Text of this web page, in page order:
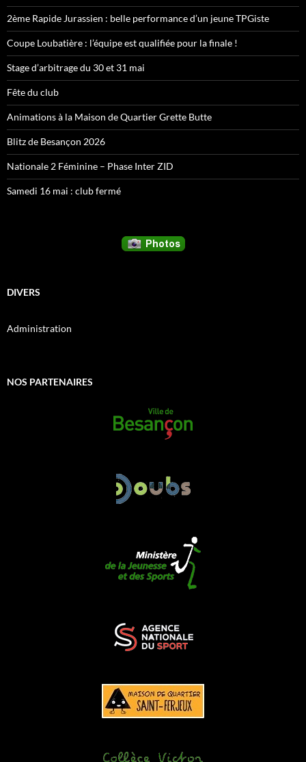
2ème Rapide Jurassien : belle performance d’un jeune TPGiste
Coupe Loubatière : l’équipe est qualifiée pour la finale !
Stage d’arbitrage du 30 et 31 mai
Fête du club
Animations à la Maison de Quartier Grette Butte
Blitz de Besançon 2026
Nationale 2 Féminine – Phase Inter ZID
Samedi 16 mai : club fermé
DIVERS
Administration
NOS PARTENAIRES